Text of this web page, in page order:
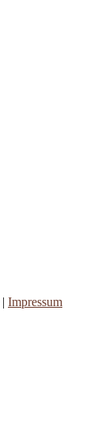
| Impressum